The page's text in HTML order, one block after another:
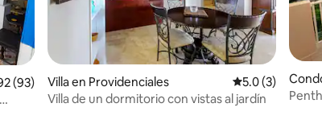
promedio: 4.92 de 5, 93 reseñas
(93)
Villa en Providenciales Calificación
5.0 (3)
Villa de un dormitorio con vistas al jardín
nt